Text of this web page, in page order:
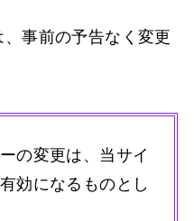
事前の予告なく変更
の変更は、当サイ
効になるものとし